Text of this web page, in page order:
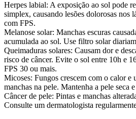
Herpes labial: A exposição ao sol pode
simplex, causando lesões dolorosas nos
com FPS.
Melanose solar: Manchas escuras
acumulada ao sol. Use filtro solar
Queimaduras solares: Causam dor e
risco de câncer. Evite o sol entre 10h e
FPS 30 ou mais.
Micoses: Fungos crescem com o calor e
manchas na pele. Mantenha a pele seca
Câncer de pele: Pintas e manchas
Consulte um dermatologista